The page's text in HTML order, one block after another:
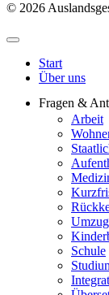
© 2026
Start
Über uns
Fragen &
Arbeit
Schule